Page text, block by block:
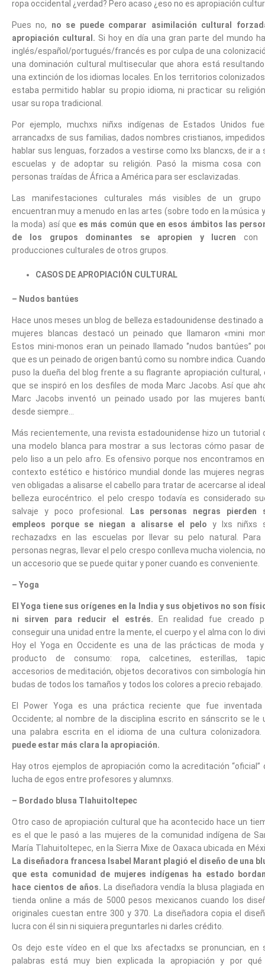
ropa occidental ¿verdad? Pero acaso ¿eso no es apropiación
Pues no, no se puede comparar asimilación cultural
apropiación cultural. Si hoy en día una gran parte del mundo
inglés/español/portugués/francés es por culpa de una
una dominación cultural multisecular que ahora está
una extinción de los idiomas locales. En los territorios
estaba permitido hablar su propio idioma, ni practicar su
usar su ropa tradicional.
Por ejemplo, muchxs niñxs indígenas de Estados Unidos
arrancadxs de sus familias, dados nombres cristianos,
hablar sus lenguas, forzados a vestirse como lxs blancxs, de ir a
escuelas y de adoptar su religión. Pasó la misma cosa con
personas traídas de África a América para ser esclavizadas.
Las manifestaciones culturales más visibles de un
encuentran muy a menudo en las artes (sobre todo en la música
la moda) así que es más común que en esos ámbitos las
de los grupos dominantes se apropien y lucren con
producciones culturales de otros grupos.
CASOS DE APROPIACIÓN CULTURAL
– Nudos bantúes
Hace unos meses un blog de belleza estadounidense destinado
mujeres blancas destacó un peinado que llamaron «mini
Estos mini-monos eran un peinado llamado ‘’nudos bantúes’’
que es un peinado de origen bantú como su nombre indica.
puso la dueña del blog frente a su flagrante apropiación cultural,
que se inspiró en los desfiles de moda Marc Jacobs. Así que
Marc Jacobs inventó un peinado usado por las mujeres
desde siempre…
Más recientemente, una revista estadounidense hizo un tutorial
una modelo blanca para mostrar a sus lectoras cómo pasar
pelo liso a un pelo afro. Es ofensivo porque nos encontramos
contexto estético e histórico mundial donde las mujeres
ven obligadas a alisarse el cabello para tratar de acercarse al
belleza eurocéntrico. el pelo crespo todavía es considerado
salvaje y poco profesional.
Las personas negras pierden
empleos porque se niegan a alisarse el pelo y lxs niñxs
rechazadxs en las escuelas por llevar su pelo natural. Para
personas negras, llevar el pelo crespo conlleva mucha violencia,
un accesorio que se puede quitar y poner cuando es conveniente.
– Yoga
El Yoga tiene sus orígenes en la India y sus objetivos no son
ni sirven para reducir el estrés. En realidad fue creado
conseguir una unidad entre la mente, el cuerpo y el alma con lo
Hoy el Yoga en Occidente es una de las prácticas de moda
producto de consumo: ropa, calcetines, esterillas,
accesorios de meditación, objetos decorativos con simbología
budas de todos los tamaños y todos los colores a precio rebajado.
El Power Yoga es una práctica reciente que fue inventada
Occidente; al nombre de la disciplina escrito en sánscrito se le
una palabra escrita en el idioma de una cultura colonizadora.
puede estar más clara la apropiación.
Hay otros ejemplos de apropiación como la acreditación “oficial”
lucha de egos entre profesores y alumnxs.
– Bordado blusa Tlahuitoltepec
Otro caso de apropiación cultural que ha acontecido hace un
es el que le pasó a las mujeres de la comunidad indígena de
María Tlahuitoltepec, en la Sierra Mixe de Oaxaca ubicada en
La diseñadora francesa Isabel Marant plagió el diseño de una
que esta comunidad de mujeres indígenas ha estado
hace cientos de años. La diseñadora vendía la blusa plagiada
tienda online a más de 5000 pesos mexicanos cuando los
originales cuestan entre 300 y 370. La diseñadora copia el
lucra con él sin ni siquiera preguntarles ni darles crédito.
Os dejo este vídeo en el que lxs afectadxs se pronuncian, en
palabras está muy bien explicada la apropiación y por